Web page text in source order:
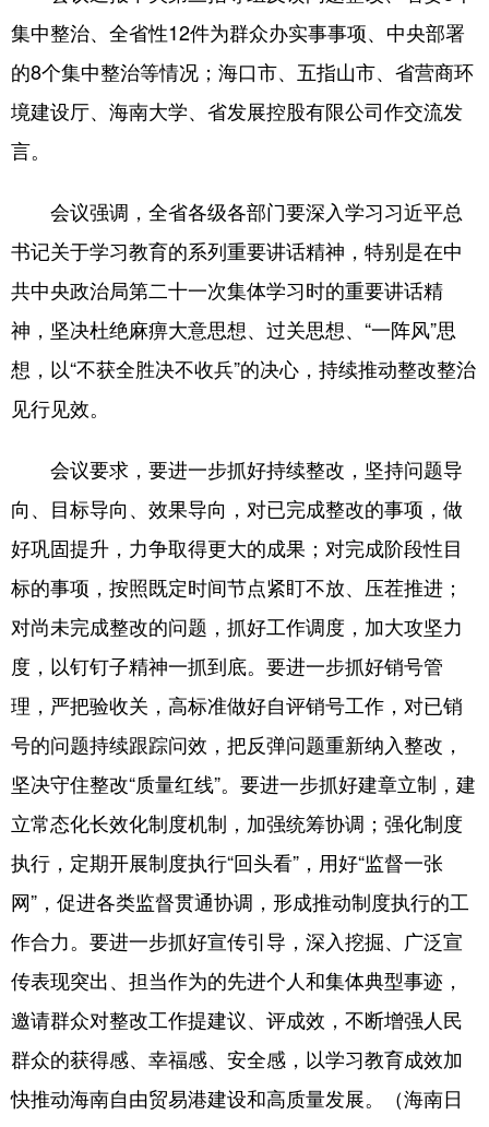
集中整治、全省性12件为群众办实事事项、中央部署
的8个集中整治等情况；海口市、五指山市、省营商环
境建设厅、海南大学、省发展控股有限公司作交流发
言。
会议强调，全省各级各部门要深入学习习近平总
书记关于学习教育的系列重要讲话精神，特别是在中
共中央政治局第二十一次集体学习时的重要讲话精
神，坚决杜绝麻痹大意思想、过关思想、“一阵风”思
想，以“不获全胜决不收兵”的决心，持续推动整改整治
见行见效。
会议要求，要进一步抓好持续整改，坚持问题导
向、目标导向、效果导向，对已完成整改的事项，做
好巩固提升，力争取得更大的成果；对完成阶段性目
标的事项，按照既定时间节点紧盯不放、压茬推进；
对尚未完成整改的问题，抓好工作调度，加大攻坚力
度，以钉钉子精神一抓到底。要进一步抓好销号管
理，严把验收关，高标准做好自评销号工作，对已销
号的问题持续跟踪问效，把反弹问题重新纳入整改，
坚决守住整改“质量红线”。要进一步抓好建章立制，建
立常态化长效化制度机制，加强统筹协调；强化制度
执行，定期开展制度执行“回头看”，用好“监督一张
网”，促进各类监督贯通协调，形成推动制度执行的工
作合力。要进一步抓好宣传引导，深入挖掘、广泛宣
传表现突出、担当作为的先进个人和集体典型事迹，
邀请群众对整改工作提建议、评成效，不断增强人民
群众的获得感、幸福感、安全感，以学习教育成效加
快推动海南自由贸易港建设和高质量发展。（海南日